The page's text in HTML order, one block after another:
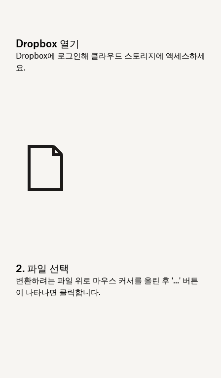
Dropbox 열기
Dropbox에 로그인해 클라우드 스토리지에 액세스하세
요.
2. 파일 선택
변환하려는 파일 위로 마우스 커서를 올린 후 '...' 버튼
이 나타나면 클릭합니다.